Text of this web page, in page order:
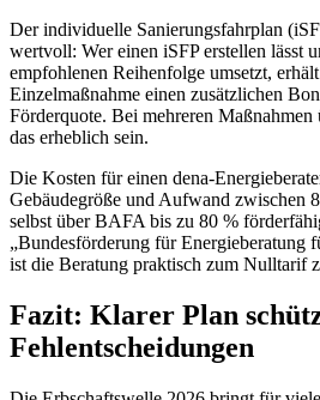
Der individuelle Sanierungsfahrplan
wertvoll: Wer einen iSFP erstellen lässt
empfohlenen Reihenfolge umsetzt,
Einzelmaßnahme einen zusätzlichen
Förderquote. Bei mehreren Maßnahmen
das erheblich sein.
Die Kosten für einen dena-
Gebäudegröße und Aufwand zwischen
selbst über BAFA bis zu 80 %
„Bundesförderung für Energieberatung
ist die Beratung praktisch zum Nulltarif
Fazit: Klarer Plan
Fehlentscheidungen